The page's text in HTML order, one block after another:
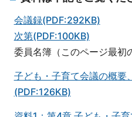
会議録(PDF:292KB)
次第(PDF:100KB)
委員名簿（このページ最初
子ども・子育て会議の概要
(PDF:126KB)